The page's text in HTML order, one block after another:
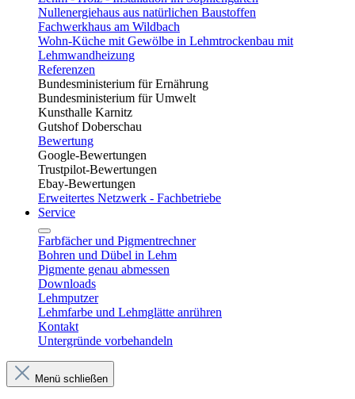
Nullenergiehaus aus natürlichen Baustoffen
Fachwerkhaus am Wildbach
Wohn-Küche mit Gewölbe in Lehmtrockenbau mit
Lehmwandheizung
Referenzen
Bundesministerium für Ernährung
Bundesministerium für Umwelt
Kunsthalle Karnitz
Gutshof Doberschau
Bewertung
Google-Bewertungen
Trustpilot-Bewertungen
Ebay-Bewertungen
Erweitertes Netzwerk - Fachbetriebe
Service
Farbfächer und Pigmentrechner
Bohren und Dübel in Lehm​
Pigmente genau abmessen
Downloads
Lehmputzer
Lehmfarbe und Lehmglätte anrühren
Kontakt
Untergründe vorbehandeln
Menü schließen